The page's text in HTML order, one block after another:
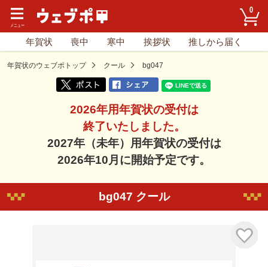
0
年賀状 喪中 寒中 挨拶状 推しから届く
年賀状のウェブポトップ クール bg047
2026年用年賀状の受付は
終了いたしました。
2027年（未年）用年賀状の受付は
2026年10月に開始予定です。
bg047 クール